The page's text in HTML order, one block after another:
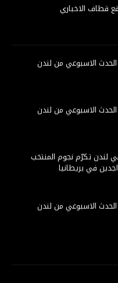
قطاف الاخباري
لندن تكرّم نجوم المنتخب
في بريطانيا